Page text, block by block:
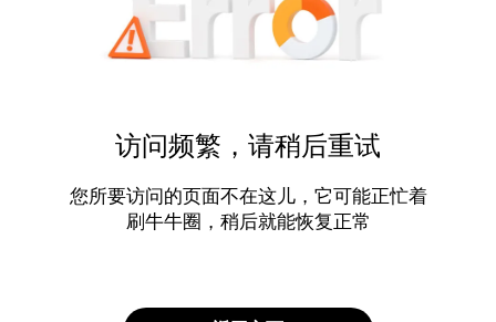
访问频繁，请稍后重试
您所要访问的页面不在这儿，它可能正忙着
刷牛牛圈，稍后就能恢复正常